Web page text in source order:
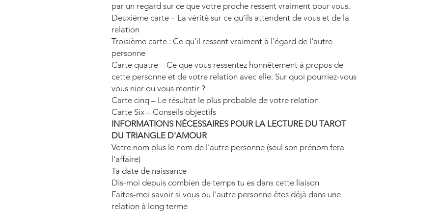
par un regard sur ce que votre proche ressent vraiment pour vous.
Deuxième carte – La vérité sur ce qu’ils attendent de vous et de la
relation
Troisième carte : Ce qu'il ressent vraiment à l'égard de l'autre
personne
Carte quatre – Ce que vous ressentez honnêtement à propos de
cette personne et de votre relation avec elle. Sur quoi pourriez-vous
vous nier ou vous mentir ?
Carte cinq – Le résultat le plus probable de votre relation
Carte Six – Conseils objectifs
INFORMATIONS NÉCESSAIRES POUR LA LECTURE DU TAROT
DU TRIANGLE D'AMOUR
Votre nom plus le nom de l'autre personne (seul son prénom fera
l'affaire)
Ta date de naissance
Dis-moi depuis combien de temps tu es dans cette liaison
Faites-moi savoir si vous ou l'autre personne êtes déjà dans une
relation à long terme